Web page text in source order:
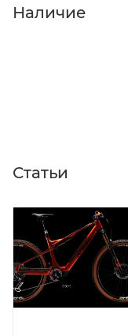
Нажмите кнопку
Наличие
Статьи